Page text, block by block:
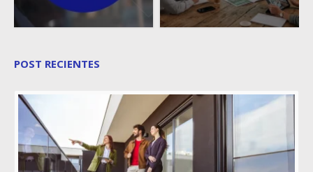
POST RECIENTES